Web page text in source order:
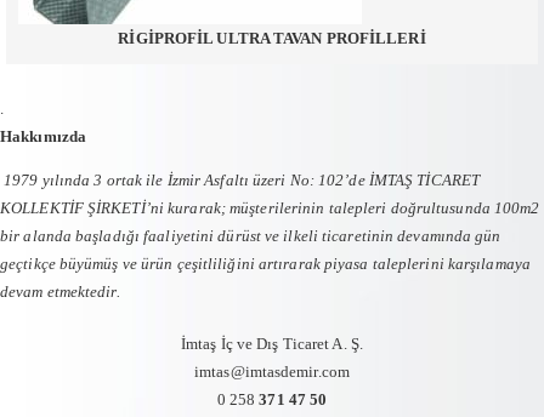
RİGİPROFİL ULTRA TAVAN PROFİLLERİ
.
Hakkımızda
1979 yılında 3 ortak ile İzmir Asfaltı üzeri No: 102’de İMTAŞ TİCARET
KOLLEKTİF ŞİRKETİ’ni kurarak; müşterilerinin talepleri doğrultusunda 100m2
bir alanda başladığı faaliyetini dürüst ve ilkeli ticaretinin devamında gün
geçtikçe büyümüş ve ürün çeşitliliğini artırarak piyasa taleplerini karşılamaya
devam etmektedir.
İmtaş İç ve Dış Ticaret A. Ş.
imtas@imtasdemir.com
0 258371 47 50